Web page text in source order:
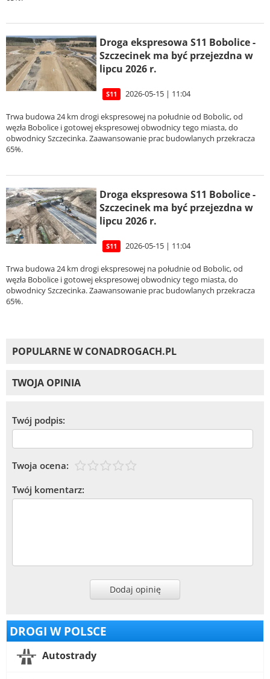
Droga ekspresowa S11 Bobolice -
Szczecinek ma być przejezdna w
lipcu 2026 r.
S11 2026-05-15 | 11:04
Trwa budowa 24 km drogi ekspresowej na południe od Bobolic, od
węzła Bobolice i gotowej ekspresowej obwodnicy tego miasta, do
obwodnicy Szczecinka. Zaawansowanie prac budowlanych przekracza
65%.
Droga ekspresowa S11 Bobolice -
Szczecinek ma być przejezdna w
lipcu 2026 r.
S11 2026-05-15 | 11:04
Trwa budowa 24 km drogi ekspresowej na południe od Bobolic, od
węzła Bobolice i gotowej ekspresowej obwodnicy tego miasta, do
obwodnicy Szczecinka. Zaawansowanie prac budowlanych przekracza
65%.
POPULARNE W CONADROGACH.PL
TWOJA OPINIA
Twój podpis:
Twoja ocena:
Twój komentarz:
Dodaj opinię
DROGI W POLSCE
Autostrady